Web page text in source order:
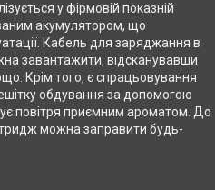
у фірмовій показній
акумулятором, що
Кабель для заряджання в
завантажити, відсканувавши
Крім того, є спрацьовування
обдування за допомогою
повітря приємним ароматом. До
можна заправити будь-